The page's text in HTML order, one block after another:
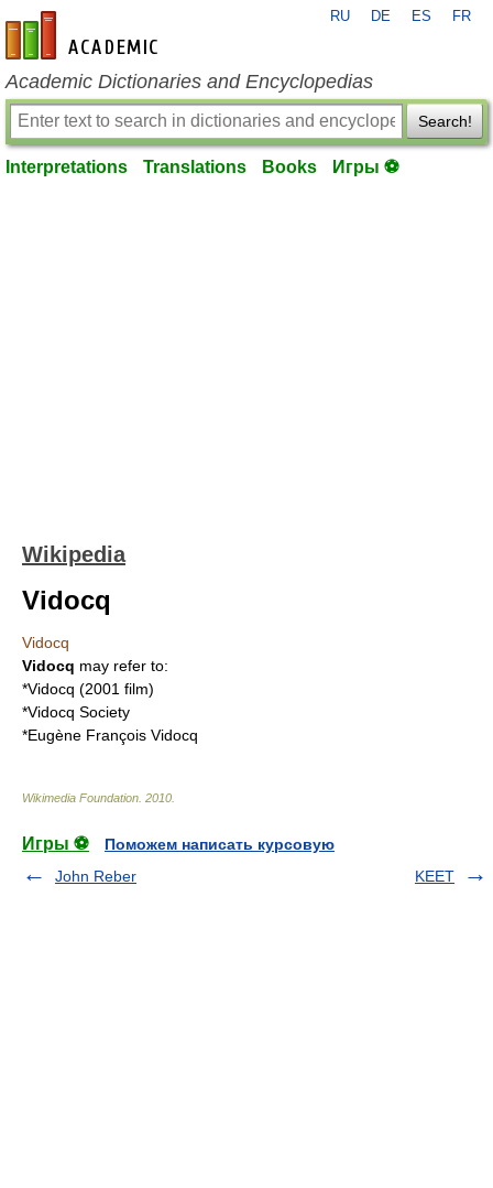
en-academic.com
RU DE ES FR
Academic Dictionaries and Encyclopedias
Search!
Interpretations Translations Books Игры ⚽
Wikipedia
Vidocq
Vidocq
Vidocq may refer to:
*Vidocq (2001 film)
*Vidocq Society
*Eugène François Vidocq
Wikimedia Foundation 2010
Игры ⚽
Поможем написать курсовую
John Reber
KEET